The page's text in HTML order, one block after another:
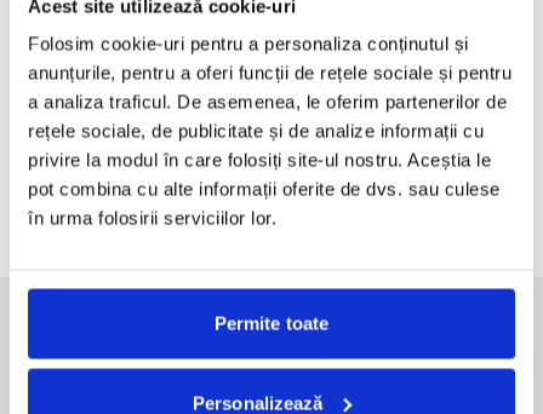
Acest site utilizează cookie-uri
Folosim cookie-uri pentru a personaliza conținutul și
anunțurile, pentru a oferi funcții de rețele sociale și pentru
a analiza traficul. De asemenea, le oferim partenerilor de
rețele sociale, de publicitate și de analize informații cu
privire la modul în care folosiți site-ul nostru. Aceștia le
pot combina cu alte informații oferite de dvs. sau culese
în urma folosirii serviciilor lor.
Permite toate
Personalizează
Transilvania | Extravaganza. Lucrarile lui Stefan Caltia,
expuse la Sibiu.
CHANEL Rouge Coco Hydra Gloss
Rochii de vara, elegante, casual, de vacanta. Inspiratie
pentru 2026.
Bucurestiul pe harta globala a Mercedes-Benz
Funda, element cheie in designul rochiilor de ocazie